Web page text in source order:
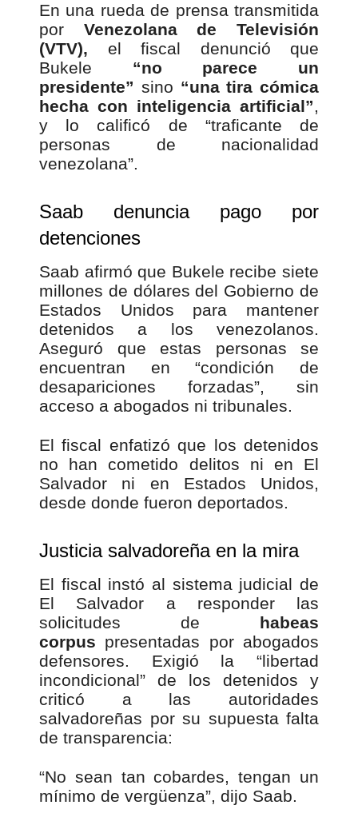
En una rueda de prensa transmitida
por Venezolana de Televisión
(VTV), el fiscal denunció que
Bukele “no parece un
presidente” sino “una tira cómica
hecha con inteligencia artificial”,
y lo calificó de “traficante de
personas de nacionalidad
venezolana”.
Saab denuncia pago por
detenciones
Saab afirmó que Bukele recibe siete
millones de dólares del Gobierno de
Estados Unidos para mantener
detenidos a los venezolanos.
Aseguró que estas personas se
encuentran en “condición de
desapariciones forzadas”, sin
acceso a abogados ni tribunales.
El fiscal enfatizó que los detenidos
no han cometido delitos ni en El
Salvador ni en Estados Unidos,
desde donde fueron deportados.
Justicia salvadoreña en la mira
El fiscal instó al sistema judicial de
El Salvador a responder las
solicitudes de habeas
corpus presentadas por abogados
defensores. Exigió la “libertad
incondicional” de los detenidos y
criticó a las autoridades
salvadoreñas por su supuesta falta
de transparencia:
“No sean tan cobardes, tengan un
mínimo de vergüenza”, dijo Saab.